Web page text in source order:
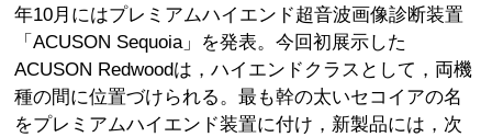
年10月にはプレミアムハイエンド超音波画像診断装置
「ACUSON Sequoia」を発表。今回初展示した
ACUSON Redwoodは，ハイエンドクラスとして，両機
種の間に位置づけられる。最も幹の太いセコイアの名
をプレミアムハイエンド装置に付け，新製品には，次